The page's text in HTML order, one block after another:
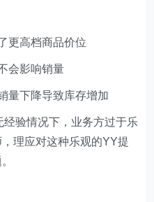
更高档商品价位
会影响销量
量下降导致库存增加
验情况下，业务方过于乐
理应对这种乐观的YY提